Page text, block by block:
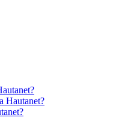
Hautanet?